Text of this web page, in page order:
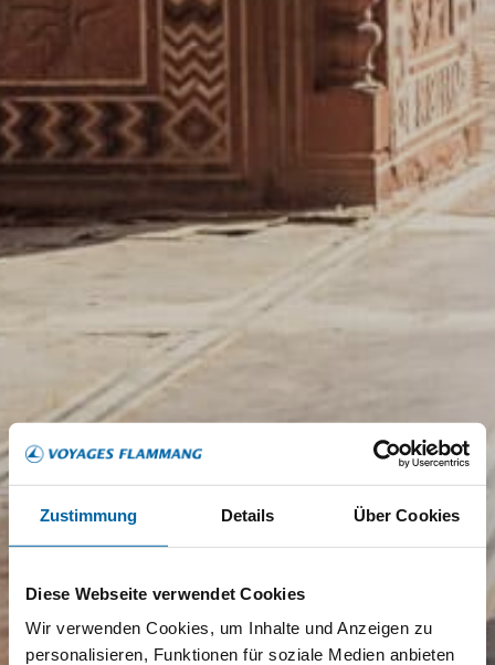
Zustimmung Details Über Cookies
Diese Webseite verwendet Cookies
Wir verwenden Cookies, um Inhalte und Anzeigen zu
personalisieren, Funktionen für soziale Medien anbieten